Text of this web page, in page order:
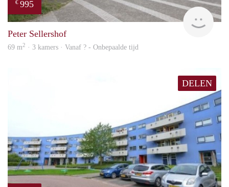
€ 995
Peter Sellershof
69 m2 · 3 kamers · Vanaf ? - Onbepaalde tijd
DELEN